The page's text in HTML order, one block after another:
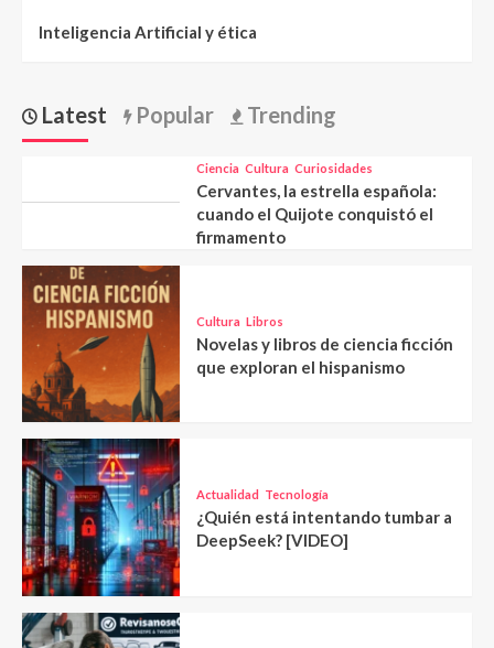
Inteligencia Artificial y ética
Latest Popular Trending
Ciencia Cultura Curiosidades
Cervantes, la estrella española:
cuando el Quijote conquistó el
firmamento
Cultura Libros
Novelas y libros de ciencia ficción
que exploran el hispanismo
Actualidad Tecnología
¿Quién está intentando tumbar a
DeepSeek? [VIDEO]